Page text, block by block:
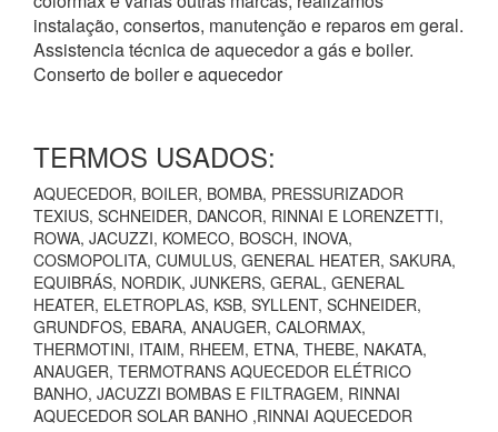
instalação, consertos, manutenção e reparos em geral.
Assistencia técnica de aquecedor a gás e boiler.
Conserto de boiler e aquecedor
TERMOS USADOS:
AQUECEDOR, BOILER, BOMBA, PRESSURIZADOR
TEXIUS, SCHNEIDER, DANCOR, RINNAI E LORENZETTI,
ROWA, JACUZZI, KOMECO, BOSCH, INOVA,
COSMOPOLITA, CUMULUS, GENERAL HEATER, SAKURA,
EQUIBRÁS, NORDIK, JUNKERS, GERAL, GENERAL
HEATER, ELETROPLAS, KSB, SYLLENT, SCHNEIDER,
GRUNDFOS, EBARA, ANAUGER, CALORMAX,
THERMOTINI, ITAIM, RHEEM, ETNA, THEBE, NAKATA,
ANAUGER, TERMOTRANS AQUECEDOR ELÉTRICO
BANHO, JACUZZI BOMBAS E FILTRAGEM, RINNAI
AQUECEDOR SOLAR BANHO ,RINNAI AQUECEDOR